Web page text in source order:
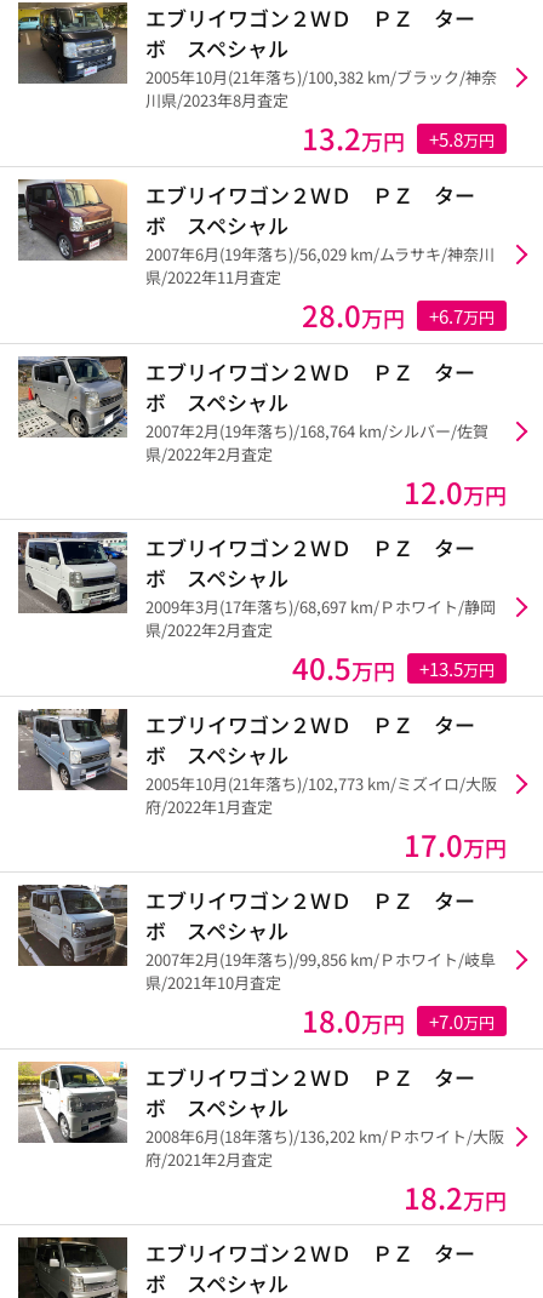
エブリイワゴン２ＷＤ ＰＺ ター
ボ スペシャル
2005年10月(21年落ち)/100,382 km/ブラック/神奈
川県/2023年8月査定
13.2万円 +5.8万円
エブリイワゴン２ＷＤ ＰＺ ター
ボ スペシャル
2007年6月(19年落ち)/56,029 km/ムラサキ/神奈川
県/2022年11月査定
28.0万円 +6.7万円
エブリイワゴン２ＷＤ ＰＺ ター
ボ スペシャル
2007年2月(19年落ち)/168,764 km/シルバー/佐賀
県/2022年2月査定
12.0万円
エブリイワゴン２ＷＤ ＰＺ ター
ボ スペシャル
2009年3月(17年落ち)/68,697 km/Ｐホワイト/静岡
県/2022年2月査定
40.5万円 +13.5万円
エブリイワゴン２ＷＤ ＰＺ ター
ボ スペシャル
2005年10月(21年落ち)/102,773 km/ミズイロ/大阪
府/2022年1月査定
17.0万円
エブリイワゴン２ＷＤ ＰＺ ター
ボ スペシャル
2007年2月(19年落ち)/99,856 km/Ｐホワイト/岐阜
県/2021年10月査定
18.0万円 +7.0万円
エブリイワゴン２ＷＤ ＰＺ ター
ボ スペシャル
2008年6月(18年落ち)/136,202 km/Ｐホワイト/大阪
府/2021年2月査定
18.2万円
エブリイワゴン２ＷＤ ＰＺ ター
ボ スペシャル